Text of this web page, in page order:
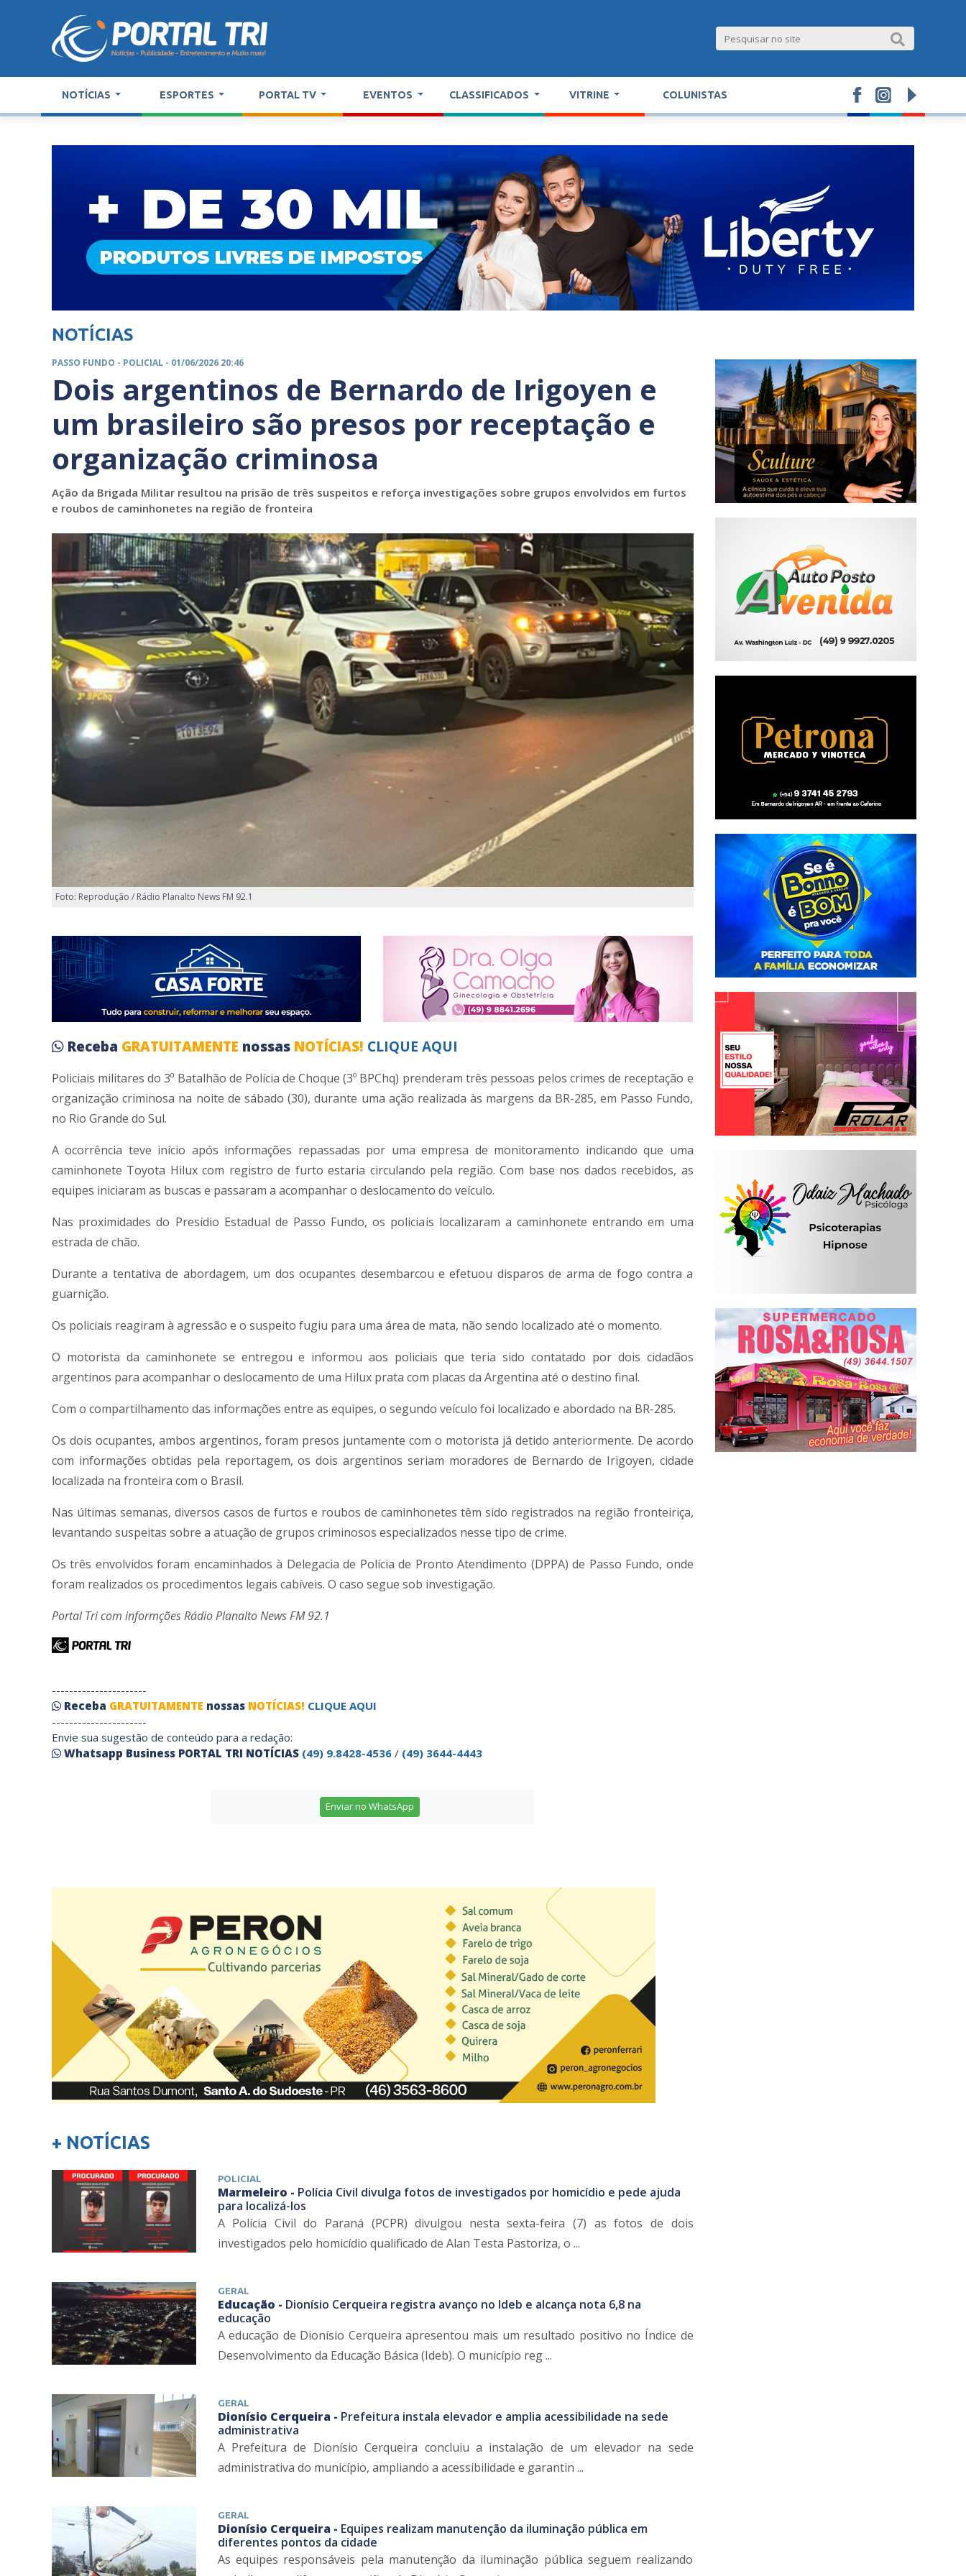
NOTÍCIAS ESPORTES PORTAL TV EVENTOS CLASSIFICADOS VITRINE COLUNISTAS
NOTÍCIAS
PASSO FUNDO - POLICIAL - 01/06/2026 20:46
Dois argentinos de Bernardo de Irigoyen e
um brasileiro são presos por receptação e
organização criminosa
Ação da Brigada Militar resultou na prisão de três suspeitos e reforça investigações sobre grupos envolvidos em furtos
e roubos de caminhonetes na região de fronteira
Foto: Reprodução / Rádio Planalto News FM 92.1
Receba GRATUITAMENTE nossas NOTÍCIAS! CLIQUE AQUI
Policiais militares do 3º Batalhão de Polícia de Choque (3º BPChq) prenderam três pessoas pelos crimes de receptação e
organização criminosa na noite de sábado (30), durante uma ação realizada às margens da BR-285, em Passo Fundo,
no Rio Grande do Sul.
A ocorrência teve início após informações repassadas por uma empresa de monitoramento indicando que uma
caminhonete Toyota Hilux com registro de furto estaria circulando pela região. Com base nos dados recebidos, as
equipes iniciaram as buscas e passaram a acompanhar o deslocamento do veículo.
Nas proximidades do Presídio Estadual de Passo Fundo, os policiais localizaram a caminhonete entrando em uma
estrada de chão.
Durante a tentativa de abordagem, um dos ocupantes desembarcou e efetuou disparos de arma de fogo contra a
guarnição.
Os policiais reagiram à agressão e o suspeito fugiu para uma área de mata, não sendo localizado até o momento.
O motorista da caminhonete se entregou e informou aos policiais que teria sido contatado por dois cidadãos
argentinos para acompanhar o deslocamento de uma Hilux prata com placas da Argentina até o destino final.
Com o compartilhamento das informações entre as equipes, o segundo veículo foi localizado e abordado na BR-285.
Os dois ocupantes, ambos argentinos, foram presos juntamente com o motorista já detido anteriormente. De acordo
com informações obtidas pela reportagem, os dois argentinos seriam moradores de Bernardo de Irigoyen, cidade
localizada na fronteira com o Brasil.
Nas últimas semanas, diversos casos de furtos e roubos de caminhonetes têm sido registrados na região fronteiriça,
levantando suspeitas sobre a atuação de grupos criminosos especializados nesse tipo de crime.
Os três envolvidos foram encaminhados à Delegacia de Polícia de Pronto Atendimento (DPPA) de Passo Fundo, onde
foram realizados os procedimentos legais cabíveis. O caso segue sob investigação.
Portal Tri com informções Rádio Planalto News FM 92.1
----------------------
Receba GRATUITAMENTE nossas NOTÍCIAS! CLIQUE AQUI
----------------------
Envie sua sugestão de conteúdo para a redação:
Whatsapp Business PORTAL TRI NOTÍCIAS (49) 9.8428-4536 / (49) 3644-4443
Enviar no WhatsApp
+ NOTÍCIAS
POLICIAL
Marmeleiro - Polícia Civil divulga fotos de investigados por homicídio e pede ajuda
para localizá-los
A Polícia Civil do Paraná (PCPR) divulgou nesta sexta-feira (7) as fotos de dois
investigados pelo homicídio qualificado de Alan Testa Pastoriza, o ...
GERAL
Educação - Dionísio Cerqueira registra avanço no Ideb e alcança nota 6,8 na
educação
A educação de Dionísio Cerqueira apresentou mais um resultado positivo no Índice de
Desenvolvimento da Educação Básica (Ideb). O município reg ...
GERAL
Dionísio Cerqueira - Prefeitura instala elevador e amplia acessibilidade na sede
administrativa
A Prefeitura de Dionísio Cerqueira concluiu a instalação de um elevador na sede
administrativa do município, ampliando a acessibilidade e garantin ...
GERAL
Dionísio Cerqueira - Equipes realizam manutenção da iluminação pública em
diferentes pontos da cidade
As equipes responsáveis pela manutenção da iluminação pública seguem realizando